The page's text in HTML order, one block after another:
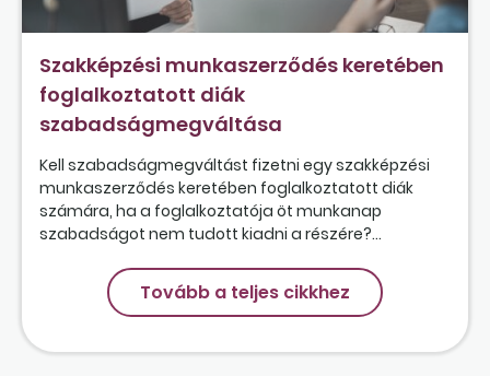
Szakképzési munkaszerződés keretében
foglalkoztatott diák
szabadságmegváltása
Kell szabadságmegváltást fizetni egy szakképzési
munkaszerződés keretében foglalkoztatott diák
számára, ha a foglalkoztatója öt munkanap
szabadságot nem tudott kiadni a részére?...
Tovább a teljes cikkhez